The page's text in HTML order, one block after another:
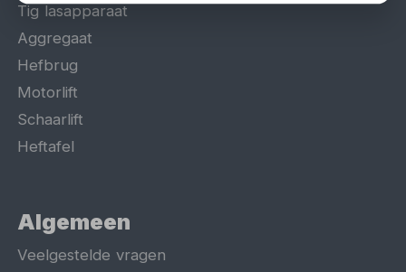
Tig lasapparaat
Aggregaat
Hefbrug
Motorlift
Schaarlift
Heftafel
Algemeen
Veelgestelde vragen